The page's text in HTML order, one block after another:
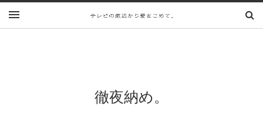
徹夜納め。